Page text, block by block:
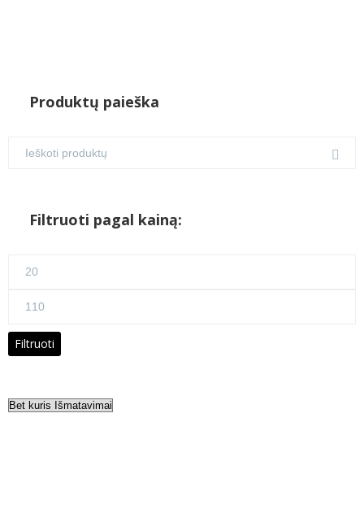
Produktų paieška
Filtruoti pagal kainą:
Maks
Filtruoti